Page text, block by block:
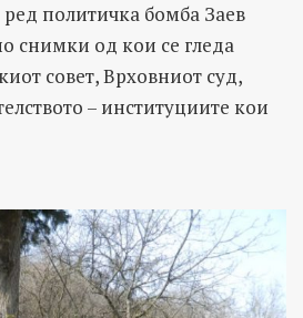
политичка бомба Заев
снимки од кои се гледа
совет, Врховниот суд,
– институциите кои